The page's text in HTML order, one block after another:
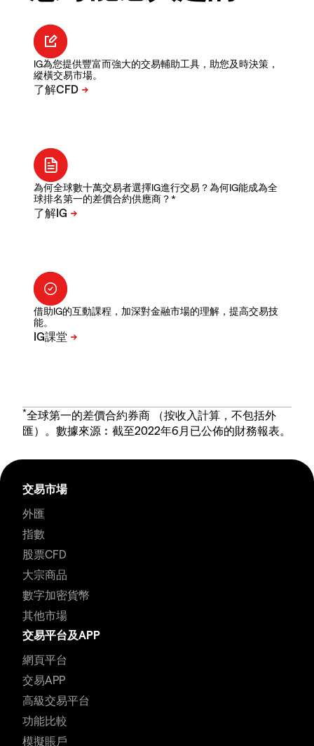
IG為您提供豐富而強大的交易輔助工具，助您及時決策，
縱橫交易市場。
為何全球數十萬交易者選擇IG進行交易？為何IG能成為全
球排名第一的差價合約供應商？*
借助IG的互動課程，加深對金融市場的理解，提高交易技
能。
*全球第一的差價合約券商 （按收入計算，不包括外
匯）。數據來源︰截至2022年6月已公佈的財務報表。
交易市場
外匯
指數
股票CFD
大宗商品
數字加密貨幣
其他市場
交易平台及APP
網頁平台
交易APP
高級交易平台
功能比較
模擬賬戶